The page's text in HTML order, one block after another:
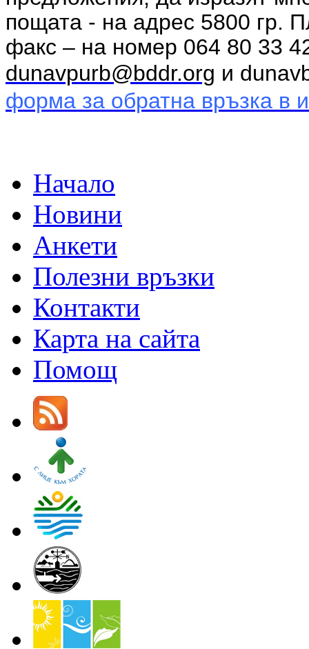
пощата - на адрес 5800 гр.
факс – на номер 064 80 33
dunavpurb@bddr.org и
форма за обратна връзка в
Начало
Новини
Анкети
Полезни връзки
Контакти
Карта на сайта
Помощ